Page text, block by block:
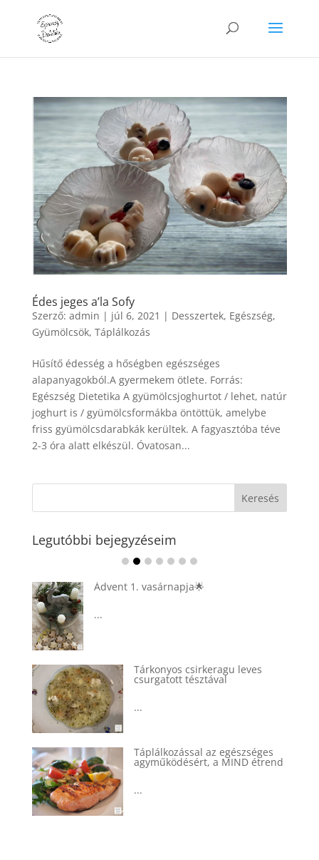
Édes jeges a’la Sofy
Szerző: admin | júl 6, 2021 | Desszertek, Egészség,
Gyümölcsök, Táplálkozás
Hűsítő édesség a hőségben egészséges
alapanyagokból.A gyermekem ötlete. Forrás:
Egészség Dietetika A gyümölcsjoghurtot / lehet, natúr
joghurt is / gyümölcsformákba öntöttük, amelybe
friss gyümölcsdarabkák kerültek. A fagyasztóba téve
2-3 óra alatt elkészül. Óvatosan...
Legutóbbi bejegyzéseim
Ádvent 1. vasárnapja🌟
...
Tárkonyos csirkeragu leves
csurgatott tésztával
...
Táplálkozással az egészséges
agyműködésért, a MIND étrend
...